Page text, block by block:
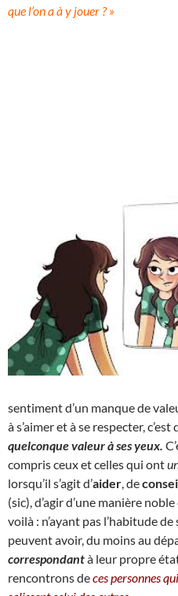
que l’on a à y jouer ? »
sentiment d’un manque de
à s’aimer et à se respecter, c’est
quelconque valeur à ses yeux.
compris ceux et celles qui ont
lorsqu’il s’agit d’aider , de
(sic), d’agir d’une manière
voilà : n’ayant pas l’habitude
peuvent avoir, du moins au
correspondantà leur propre
rencontrons deces personnes